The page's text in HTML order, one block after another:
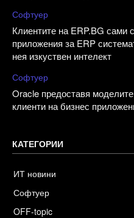
Софтуер
Клиентите на ERP.BG сами
приложения за ERP
нея изкуствен интелект
Софтуер
Oracle предоставя
клиенти на бизнес
КАТЕГОРИИ
ИТ новини
Софтуер
OFF-topic